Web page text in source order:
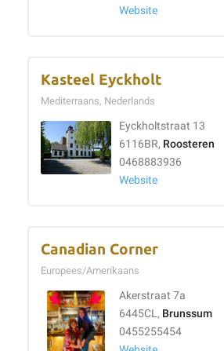
Website
Kasteel Eyckholt
Mediterraans, Nederlands
Eyckholtstraat 13
6116BR, Roosteren
0468883936
Website
Canadian Corner
Europees/Amerikaans
Akerstraat 7a
6445CL, Brunssum
0455255454